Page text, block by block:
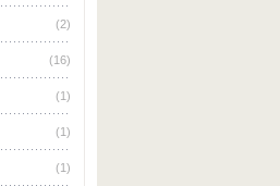
(2)
(16)
(1)
(1)
(1)